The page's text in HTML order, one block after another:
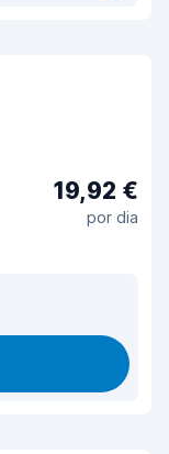
19,92 €
por dia